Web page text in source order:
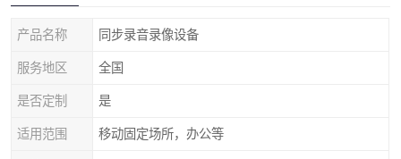
产品名称 同步录音录像设备
服务地区 全国
是否定制 是
适用范围 移动固定场所，办公等